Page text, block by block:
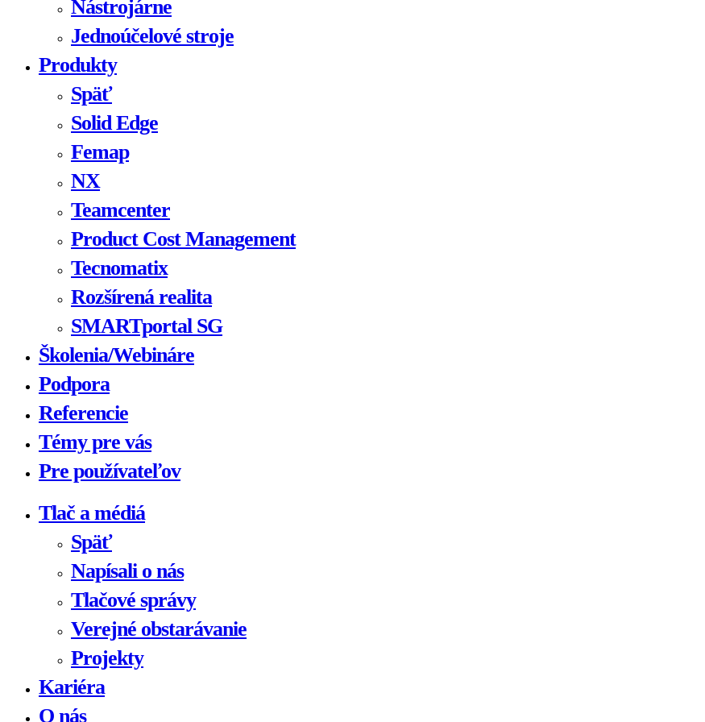
Nástrojárne
Jednoúčelové stroje
Produkty
Späť
Solid Edge
Femap
NX
Teamcenter
Product Cost Management
Tecnomatix
Rozšírená realita
SMARTportal SG
Školenia/Webináre
Podpora
Referencie
Témy pre vás
Pre používateľov
Tlač a médiá
Späť
Napísali o nás
Tlačové správy
Verejné obstarávanie
Projekty
Kariéra
O nás